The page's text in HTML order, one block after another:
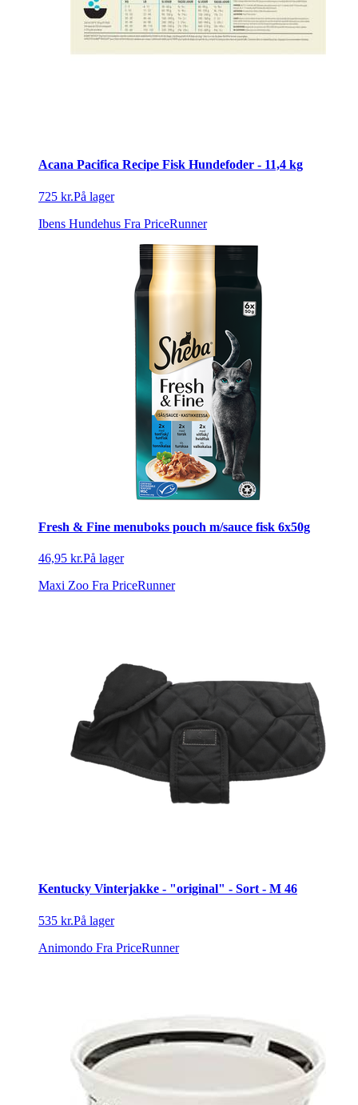
Acana Pacifica Recipe Fisk Hundefoder - 11,4 kg
725 kr.På lager
Ibens Hundehus Fra PriceRunner
Fresh & Fine menuboks pouch m/sauce fisk 6x50g
46,95 kr.På lager
Maxi Zoo Fra PriceRunner
Kentucky Vinterjakke - "original" - Sort - M 46
535 kr.På lager
Animondo Fra PriceRunner